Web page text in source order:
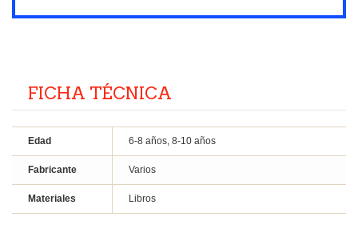
FICHA TÉCNICA
Edad 6-8 años, 8-10 años
Fabricante Varios
Materiales Libros